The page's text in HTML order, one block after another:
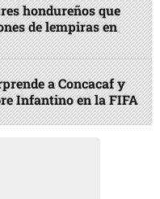
hondureños que
de lempiras en
a Concacaf y
Infantino en la FIFA